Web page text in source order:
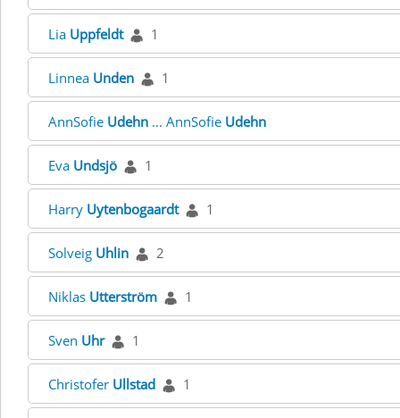
Lia Uppfeldt 1
Linnea Unden 1
AnnSofie Udehn ... AnnSofie Udehn
Eva Undsjö 1
Harry Uytenbogaardt 1
Solveig Uhlin 2
Niklas Utterström 1
Sven Uhr 1
Christofer Ullstad 1